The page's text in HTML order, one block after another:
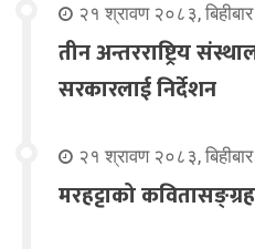
२१ श्रावण २०८३, बिहीबार
तीन अन्तरराष्ट्रिय
सरकारलाई निर्देशन
२१ श्रावण २०८३, बिहीबार
मरहट्टाको